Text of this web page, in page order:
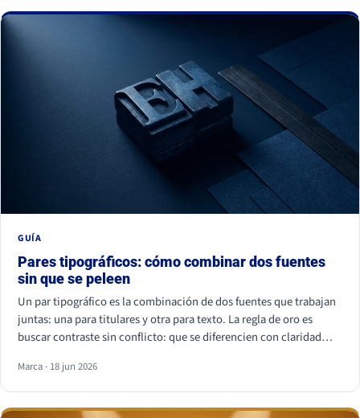
La buena noticia: todos se corrigen con criterio, no con
presupuesto.
GUÍA
Pares tipográficos: cómo combinar dos fuentes
sin que se peleen
Un par tipográfico es la combinación de dos fuentes que trabajan
juntas: una para titulares y otra para texto. La regla de oro es
buscar contraste sin conflicto: que se diferencien con claridad
combinación más segura es serif para titular y sans serif para
texto, o al revés. Lo que nunca funciona es juntar dos fuentes
parecidas pero no iguales: el ojo nota el choque aunque no sepa
Marca · 18 jun 2026